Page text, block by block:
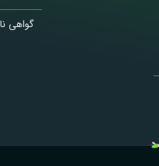
گواهی